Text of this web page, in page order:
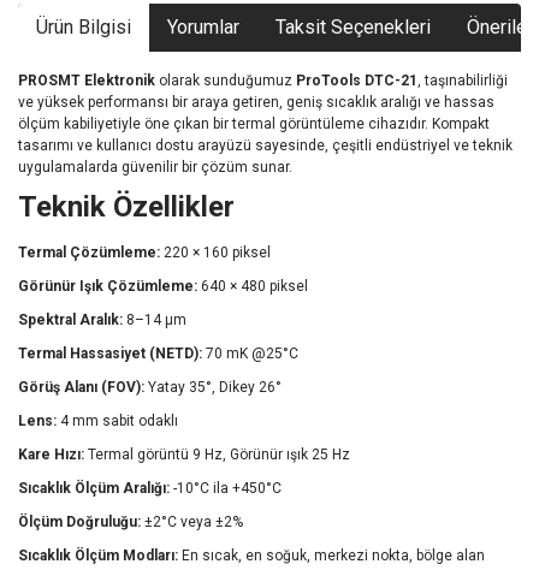
Ürün Bilgisi Yorumlar Taksit Seçenekleri
PROSMT Elektronik olarak sunduğumuz ProTools DTC-21 , taşınabilirliği
ve yüksek performansı bir araya getiren, geniş sıcaklık aralığı ve hassas
ölçüm kabiliyetiyle öne çıkan bir termal görüntüleme cihazıdır. Kompakt
tasarımı ve kullanıcı dostu arayüzü sayesinde, çeşitli endüstriyel ve teknik
uygulamalarda güvenilir bir çözüm sunar.
Teknik Özellikler
Termal Çözümleme: 220 × 160 piksel
Görünür Işık Çözümleme: 640 × 480 piksel
Spektral Aralık: 8–14 µm
Termal Hassasiyet (NETD): 70 mK @25°C
Görüş Alanı (FOV): Yatay 35°, Dikey 26°
Lens: 4 mm sabit odaklı
Kare Hızı: Termal görüntü 9 Hz, Görünür ışık 25 Hz
Sıcaklık Ölçüm Aralığı: -10°C ila +450°C
Ölçüm Doğruluğu: ±2°C veya ±2%
Sıcaklık Ölçüm Modları: En sıcak, en soğuk, merkezi nokta, bölge alan